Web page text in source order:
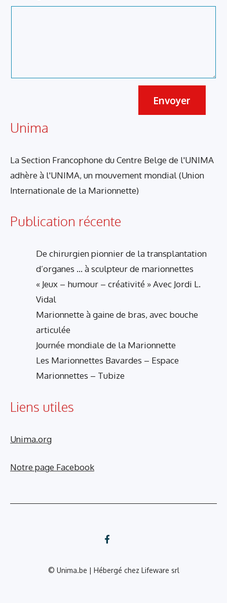
Envoyer
Unima
La Section Francophone du Centre Belge de l'UNIMA
adhère à l'UNIMA, un mouvement mondial (Union
Internationale de la Marionnette)
Publication récente
De chirurgien pionnier de la transplantation
d’organes … à sculpteur de marionnettes
« Jeux – humour – créativité » Avec Jordi L.
Vidal
Marionnette à gaine de bras, avec bouche
articulée
Journée mondiale de la Marionnette
Les Marionnettes Bavardes – Espace
Marionnettes – Tubize
Liens utiles
Unima.org
Notre page Facebook
© Unima.be | Hébergé chez Lifeware srl